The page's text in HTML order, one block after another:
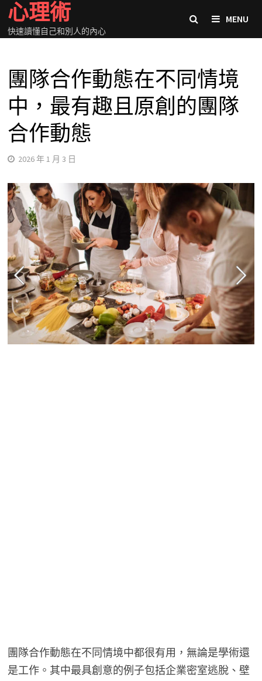
Skip
content
心理術
快速讀懂自己和別人的內心
MENU
團隊合作動態在不同情境
中，最有趣且原創的團隊
合作動態
2026 年 1 月 3 日
團隊合作動態在不同情境中都很有用，無論是學術還
是工作。其中最具創意的例子包括企業密室逃脫、壁